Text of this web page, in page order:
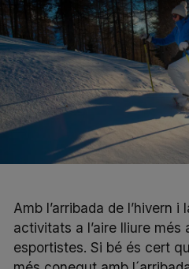
Amb l’arribada de l’hivern
activitats a l’aire lliure
esportistes. Si bé és cert